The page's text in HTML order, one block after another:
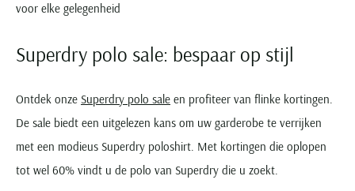
voor elke gelegenheid
Superdry polo sale: bespaar op stijl
Ontdek onze Superdry polo sale en profiteer van flinke kortingen.
De sale biedt een uitgelezen kans om uw garderobe te verrijken
met een modieus Superdry poloshirt. Met kortingen die oplopen
tot wel 60% vindt u de polo van Superdry die u zoekt.